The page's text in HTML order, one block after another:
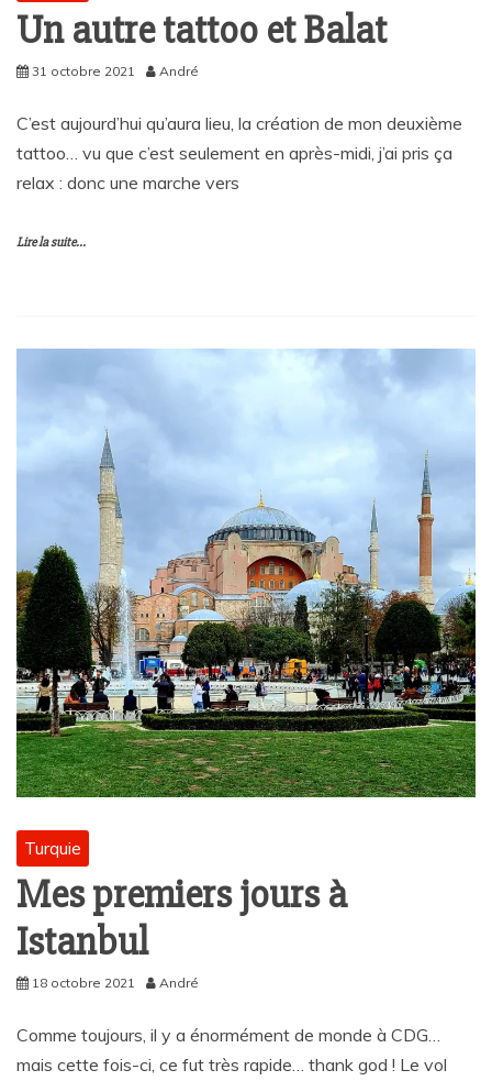
Un autre tattoo et Balat
31 octobre 2021 André
C’est aujourd’hui qu’aura lieu, la création de mon deuxième
tattoo… vu que c’est seulement en après-midi, j’ai pris ça
relax : donc une marche vers
Lire la suite...
Turquie
Mes premiers jours à
Istanbul
18 octobre 2021 André
Comme toujours, il y a énormément de monde à CDG…
mais cette fois-ci, ce fut très rapide… thank god ! Le vol